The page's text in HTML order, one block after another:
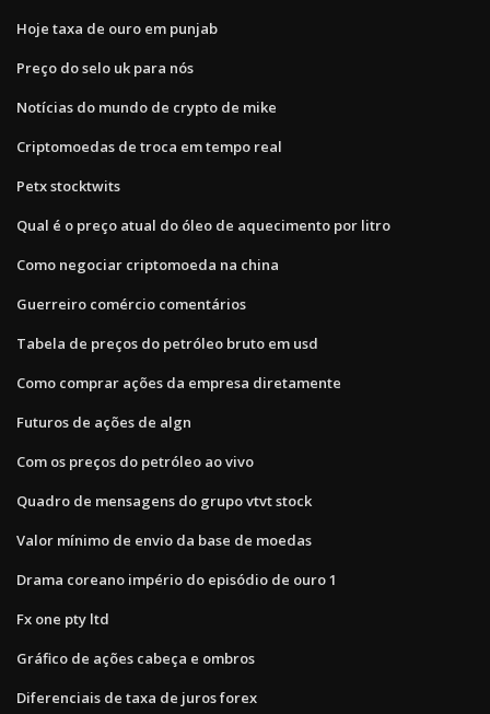
Hoje taxa de ouro em punjab
Preço do selo uk para nós
Notícias do mundo de crypto de mike
Criptomoedas de troca em tempo real
Petx stocktwits
Qual é o preço atual do óleo de aquecimento por litro
Como negociar criptomoeda na china
Guerreiro comércio comentários
Tabela de preços do petróleo bruto em usd
Como comprar ações da empresa diretamente
Futuros de ações de algn
Com os preços do petróleo ao vivo
Quadro de mensagens do grupo vtvt stock
Valor mínimo de envio da base de moedas
Drama coreano império do episódio de ouro 1
Fx one pty ltd
Gráfico de ações cabeça e ombros
Diferenciais de taxa de juros forex